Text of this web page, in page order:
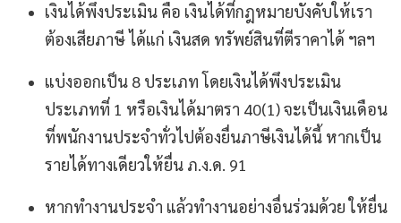
เงินได้พึงประเมิน คือ เงินได้ที่กฎหมายบังคับให้เรา
ต้องเสียภาษี ได้แก่ เงินสด ทรัพย์สินที่ตีราคาได้ ฯลฯ
แบ่งออกเป็น 8 ประเภท โดยเงินได้พึงประเมิน
ประเภทที่ 1 หรือเงินได้มาตรา 40(1) จะเป็นเงินเดือน
ที่พนักงานประจำทั่วไปต้องยื่นภาษีเงินได้นี้ หากเป็น
รายได้ทางเดียวให้ยื่น ภ.ง.ด. 91
หากทำงานประจำ แล้วทำงานอย่างอื่นร่วมด้วย ให้ยื่น